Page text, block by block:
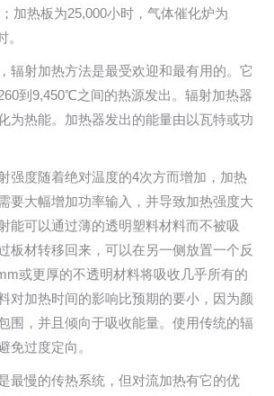
加热板为25,000小时，气体催化炉为
。
辐射加热方法是最受欢迎和最有用的。它
到9,450℃之间的热源发出。辐射加热器
为热能。加热器发出的能量由以瓦特或功
强度随着绝对温度的4次方而增加，加热
要大幅增加功率输入，并导致加热强度大
能可以通过薄的透明塑料材料而不被吸
板材转移回来，可以在另一侧放置一个反
或更厚的不透明材料将吸收几乎所有的
对加热时间的影响比预期的要小，因为颜
围，并且倾向于吸收能量。使用传统的辐
免过度定向。
最慢的传热系统，但对流加热有它的优